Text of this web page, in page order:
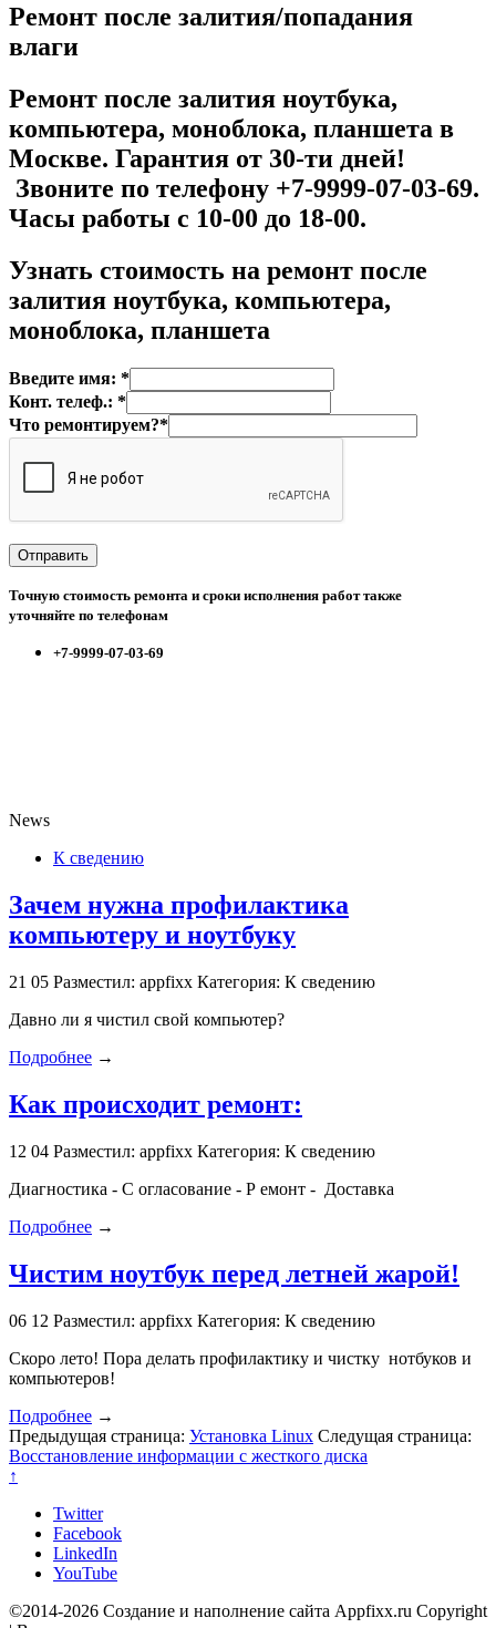
Ремонт после залития/попадания
влаги
Ремонт после залития ноутбука,
компьютера, моноблока, планшета в
Москве. Гарантия от 30-ти дней!
Звоните по телефону +7-9999-07-03-69.
Часы работы с 10-00 до 18-00.
Узнать стоимость на ремонт после
залития ноутбука, компьютера,
моноблока, планшета
Введите имя: *
Конт. телеф.: *
Что ремонтируем?*
Точную стоимость ремонта и сроки исполнения работ также
уточняйте по телефонам
+7-9999-07-03-69
News
К сведению
Зачем нужна профилактика
компьютеру и ноутбуку
21 05 Разместил: appfixx Категория: К сведению
Давно ли я чистил свой компьютер?
Подробнее →
Как происходит ремонт:
12 04 Разместил: appfixx Категория: К сведению
Диагностика - С огласование - Р емонт - Доставка
Подробнее →
Чистим ноутбук перед летней жарой!
06 12 Разместил: appfixx Категория: К сведению
Скоро лето! Пора делать профилактику и чистку нотбуков и
компьютеров!
Подробнее →
Предыдущая страница: Установка Linux Следущая страница:
Восстановление информации с жесткого диска
↑
Twitter
Facebook
LinkedIn
YouTube
©2014-2026 Создание и наполнение сайта Appfixx.ru Copyright